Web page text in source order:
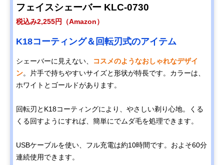
フェイスシェーバー KLC-0730
税込み2,255円（Amazon）
K18コーティング＆回転刃式のアイテム
シェーバーに見えない、
コスメのようなおしゃれなデザイ
ン。片手で持ちやすいサイズと形状が特長です。カラーは、
ホワイトとゴールドがあります。
回転刃とK18コーティングにより、やさしい剃り心地。くる
くる回すようにすれば、簡単にでムダ毛を処理できます。
USBケーブルを使い、フル充電は約10時間です。およそ60分
連続使用できます。